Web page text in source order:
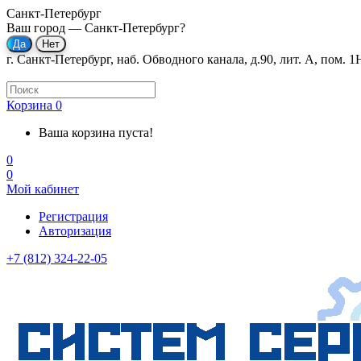
Санкт-Петербург
Ваш город — Санкт-Петербург?
г. Санкт-Петербург, наб. Обводного канала, д.90, лит. А, пом.
Корзина 0
Ваша корзина пуста!
0
0
Мой кабинет
Регистрация
Авторизация
+7 (812) 324-22-05